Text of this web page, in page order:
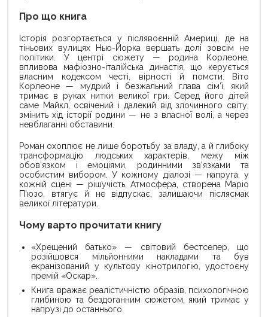
Про що книга
Історія розгортається у післявоєнній Америці, де на
тіньових вулицях Нью-Йорка вершать долі зовсім не
політики. У центрі сюжету — родина Корлеоне,
впливова мафіозно-італійська династія, що керується
власним кодексом честі, вірності й помсти. Віто
Корлеоне — мудрий і безжальний глава сім’ї, який
тримає в руках нитки великої гри. Серед його дітей
саме Майкл, освічений і далекий від злочинного світу,
змінить хід історії родини — не з власної волі, а через
невблаганні обставини.
Роман охоплює не лише боротьбу за владу, а й глибоку
трансформацію людських характерів, межу між
обов’язком і емоціями, родинними зв’язками та
особистим вибором. У кожному діалозі — напруга, у
кожній сцені — рішучість. Атмосфера, створена Маріо
П’юзо, втягує й не відпускає, залишаючи післясмак
великої літератури.
Чому варто прочитати книгу
«Хрещений батько» — світовий бестселер, що
розійшовся мільйонними накладами та був
екранізований у культову кінотрилогію, удостоєну
премій «Оскар».
Книга вражає реалістичністю образів, психологічною
глибиною та бездоганним сюжетом, який тримає у
напрузі до останнього.